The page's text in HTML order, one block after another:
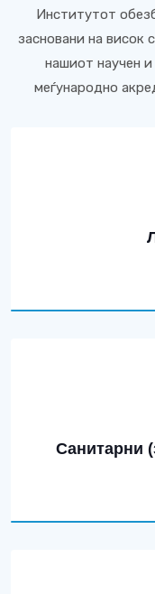
Институтот
засновани на висок
нашиот научен
меѓународно
Санитарни